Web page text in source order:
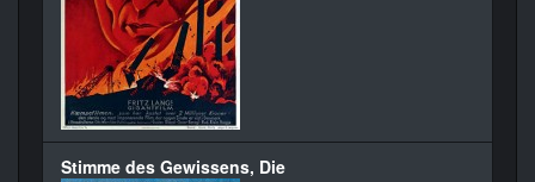
Stimme des Gewissens, Die